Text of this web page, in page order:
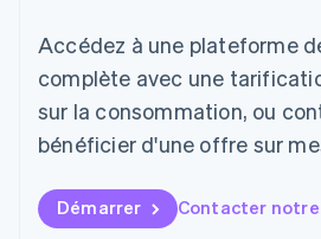
Accédez à une plateforme
complète avec une
sur la consommation, ou
bénéficier d'une offre sur
Démarrer Contacter
English
Luxembourg
Français
Malaisie
English简体中文
English
Mexique